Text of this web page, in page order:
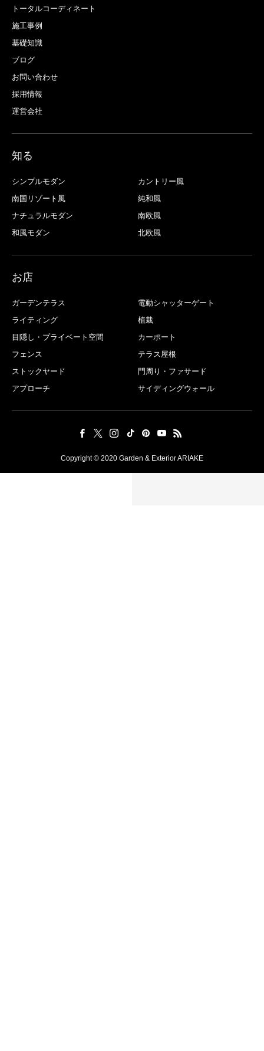
トータルコーディネート
施工事例
基礎知識
ブログ
お問い合わせ
採用情報
運営会社
知る
シンプルモダン
カントリー風
南国リゾート風
純和風
ナチュラルモダン
南欧風
和風モダン
北欧風
お店
ガーデンテラス
電動シャッターゲート
ライティング
植栽
目隠し・プライベート空間
カーポート
フェンス
テラス屋根
ストックヤード
門周り・ファサード
アプローチ
サイディングウォール
Copyright © 2020 Garden & Exterior ARIAKE